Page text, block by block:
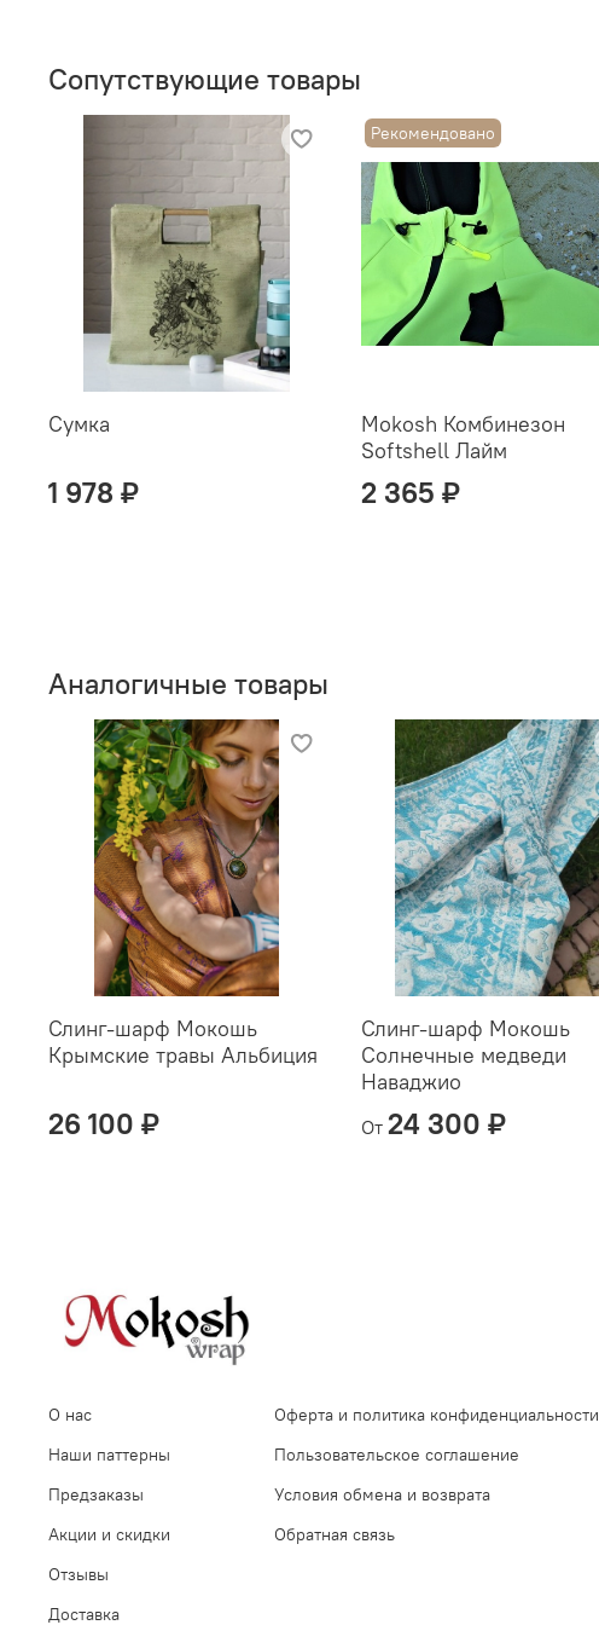
Сопутствующие товары
Сумка
1 978 ₽
Рекомендовано
Mokosh Комбинезон
Softshell Лайм
2 365 ₽
Аналогичные товары
Слинг-шарф Мокошь
Крымские травы Альбиция
26 100 ₽
Слинг-шарф Мокошь
Солнечные медведи
Наваджио
От 24 300 ₽
О нас
Наши паттерны
Предзаказы
Акции и скидки
Отзывы
Доставка
Оферта и политика конфиденциальности
Пользовательское соглашение
Условия обмена и возврата
Обратная связь